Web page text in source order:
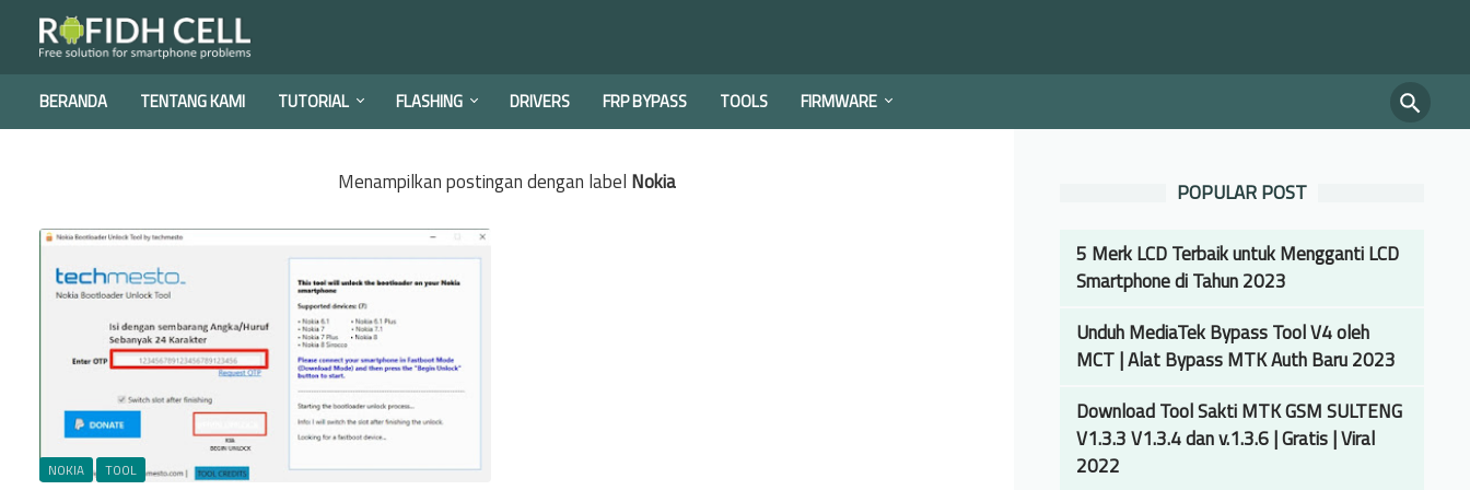
BERANDA TENTANG KAMI TUTORIAL FLASHING DRIVERS FRP BYPASS TOOLS FIRMWARE
Menampilkan postingan dengan label Nokia
NOKIA TOOL
POPULAR POST
5 Merk LCD Terbaik untuk Mengganti LCD
Smartphone di Tahun 2023
Unduh MediaTek Bypass Tool V4 oleh
MCT | Alat Bypass MTK Auth Baru 2023
Download Tool Sakti MTK GSM SULTENG
V1.3.3 V1.3.4 dan v.1.3.6 | Gratis | Viral
2022